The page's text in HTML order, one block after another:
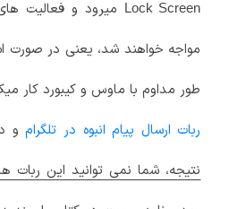
Lock Screenمیرود و فعالیت
مواجه خواهند شد، یعنی در صورت
طور مداوم با ماوس و کیبورد کار
ربات ارسال پیام انبوه در تلگرامو
نتیجه، شما نمی توانید این ربات